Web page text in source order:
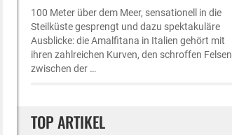
100 Meter über dem Meer, sensationell in die
Steilküste gesprengt und dazu spektakuläre
Ausblicke: die Amalfitana in Italien gehört mit
ihren zahlreichen Kurven, den schroffen Felsen
zwischen der …
TOP ARTIKEL